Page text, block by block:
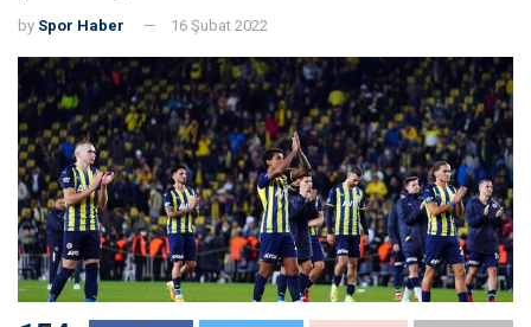
by Spor Haber 16 Şubat 2022